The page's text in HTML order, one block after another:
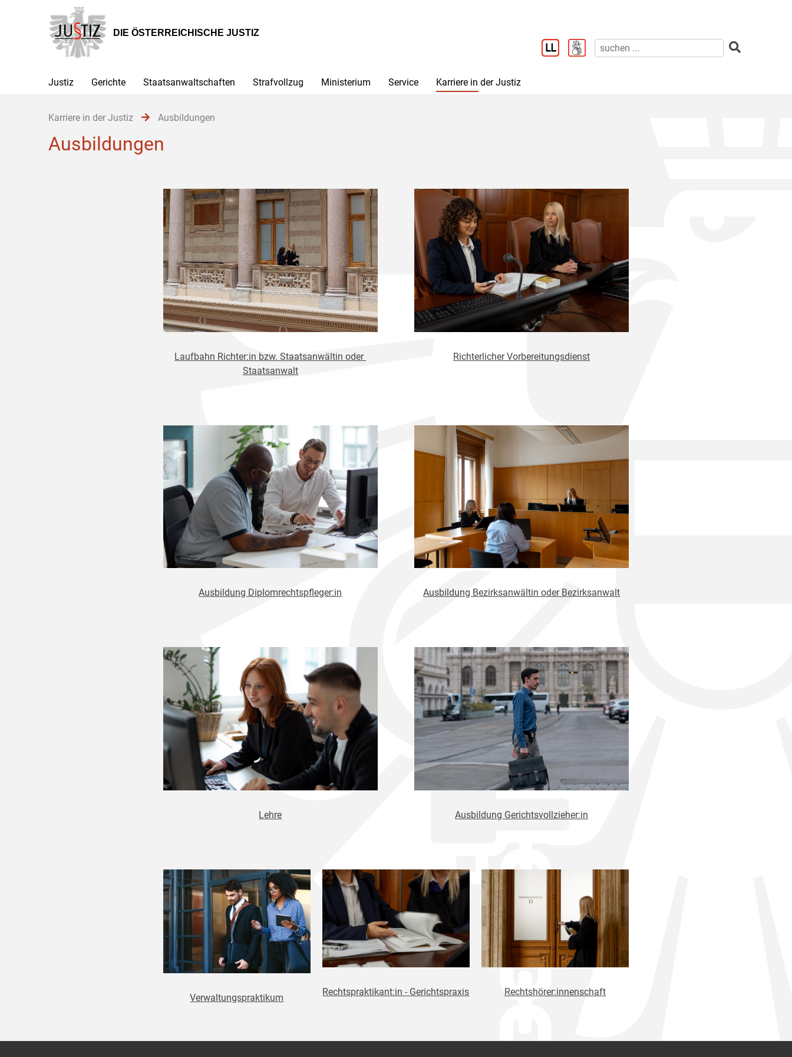
Hauptnavigation
[1]
Inhalt
[2]
Untermenü
[3]
DIE ÖSTERREICHISCHE JUSTIZ
Justiz Gerichte Staatsanwaltschaften Strafvollzug Ministerium Service Karriere in der Justiz
Karriere in der Justiz Ausbildungen
Ausbildungen
Laufbahn Richter:in bzw. Staatsanwältin oder
Staatsanwalt
Richterlicher Vorbereitungsdienst
Ausbildung Diplomrechtspfleger:in Ausbildung Bezirksanwältin oder Bezirksanwalt
Lehre Ausbildung Gerichtsvollzieher:in
Verwaltungspraktikum Rechtspraktikant:in - Gerichtspraxis Rechtshörer:innenschaft